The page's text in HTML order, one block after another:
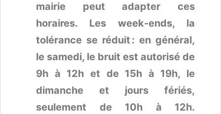
mairie peut adapter ces
horaires. Les week-ends, la
tolérance se réduit : en général,
le samedi, le bruit est autorisé de
9h à 12h et de 15h à 19h, le
dimanche et jours fériés,
seulement de 10h à 12h.